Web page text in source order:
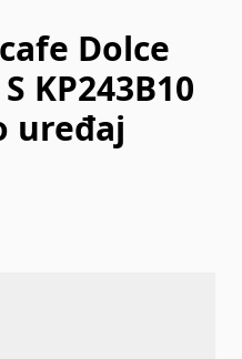
Dolce
KP243B10
uređaj